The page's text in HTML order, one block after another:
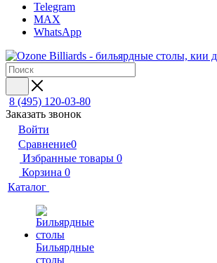
Telegram
MAX
WhatsApp
8 (495) 120-03-80
Заказать звонок
Войти
Сравнение0
Избранные товары 0
Корзина 0
Каталог
Бильярдные
столы